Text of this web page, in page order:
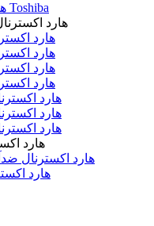
هارد اکسترنال Toshiba
هارد
هارد اکسترنال 1
هارد اکسترنال 2
هارد اکسترنال 4
هارد اکسترنال 8
هارد اکسترنال 10
هارد اکسترنال 12
هارد اکسترنال 16
هارد
هارد اکسترنال
هارد